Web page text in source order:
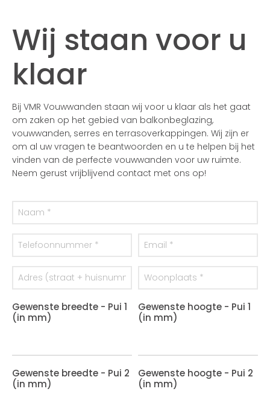
Wij staan voor u
klaar
Bij VMR Vouwwanden staan wij voor u klaar als het gaat
om zaken op het gebied van balkonbeglazing,
vouwwanden, serres en terrasoverkappingen. Wij zijn er
om al uw vragen te beantwoorden en u te helpen bij het
vinden van de perfecte vouwwanden voor uw ruimte.
Neem gerust vrijblijvend contact met ons op!
Gewenste breedte - Pui 1
(in mm)
Gewenste hoogte - Pui 1
(in mm)
Gewenste breedte - Pui 2
(in mm)
Gewenste hoogte - Pui 2
(in mm)